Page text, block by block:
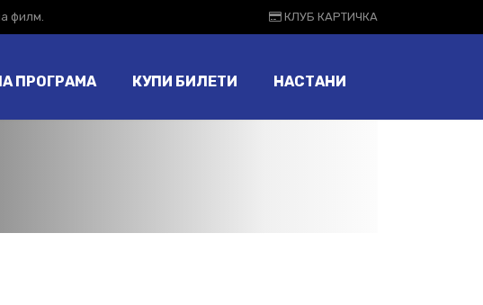
филм. КЛУБ КАРТИЧКА
ПРОГРАМА КУПИ БИЛЕТИ НАСТАНИ